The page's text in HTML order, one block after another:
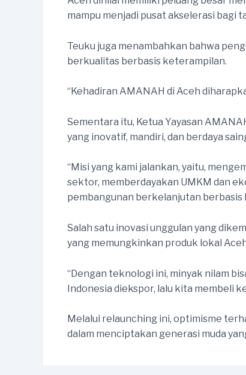
mampu menjadi pusat akselerasi bagi
Teuku juga menambahkan bahwa
berkualitas berbasis keterampilan.
“Kehadiran AMANAH di Aceh
Sementara itu, Ketua Yayasan
yang inovatif, mandiri, dan berdaya
“Misi yang kami jalankan, yaitu,
sektor, memberdayakan UMKM dan
pembangunan berkelanjutan berbasis
Salah satu inovasi unggulan yang
yang memungkinkan produk lokal
“Dengan teknologi ini, minyak nilam
Indonesia diekspor, lalu kita membeli
Melalui relaunching ini, optimisme
dalam menciptakan generasi muda